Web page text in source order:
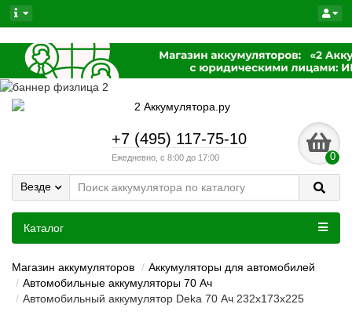
+7 (495) 117-75-10
Ежедневно, с 8:00 до 17:00 0
Везде
Каталог
Магазин аккумуляторов
Аккумуляторы для автомобилей
Автомобильные аккумуляторы 70 Ач
Автомобильный аккумулятор Deka 70 Ач 232x173x225